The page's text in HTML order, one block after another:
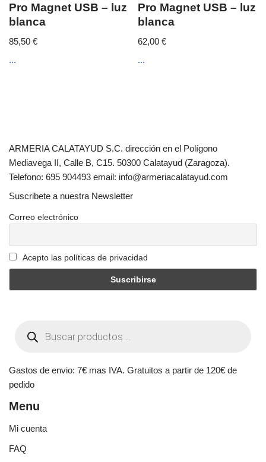
Pro Magnet USB – luz
blanca
85,50 €
...
Pro Magnet USB – luz
blanca
62,00€
...
ARMERIA CALATAYUD S.C. dirección en el Polígono
Mediavega II, Calle B, C15. 50300 Calatayud (Zaragoza).
Telefono: 695 904493 email: info@armeriacalatayud.com
Suscribete a nuestra Newsletter
Correo electrónico
Acepto las políticas de privacidad
Gastos de envio: 7€ mas IVA. Gratuitos a partir de 120€ de
pedido
Menu
Mi cuenta
FAQ